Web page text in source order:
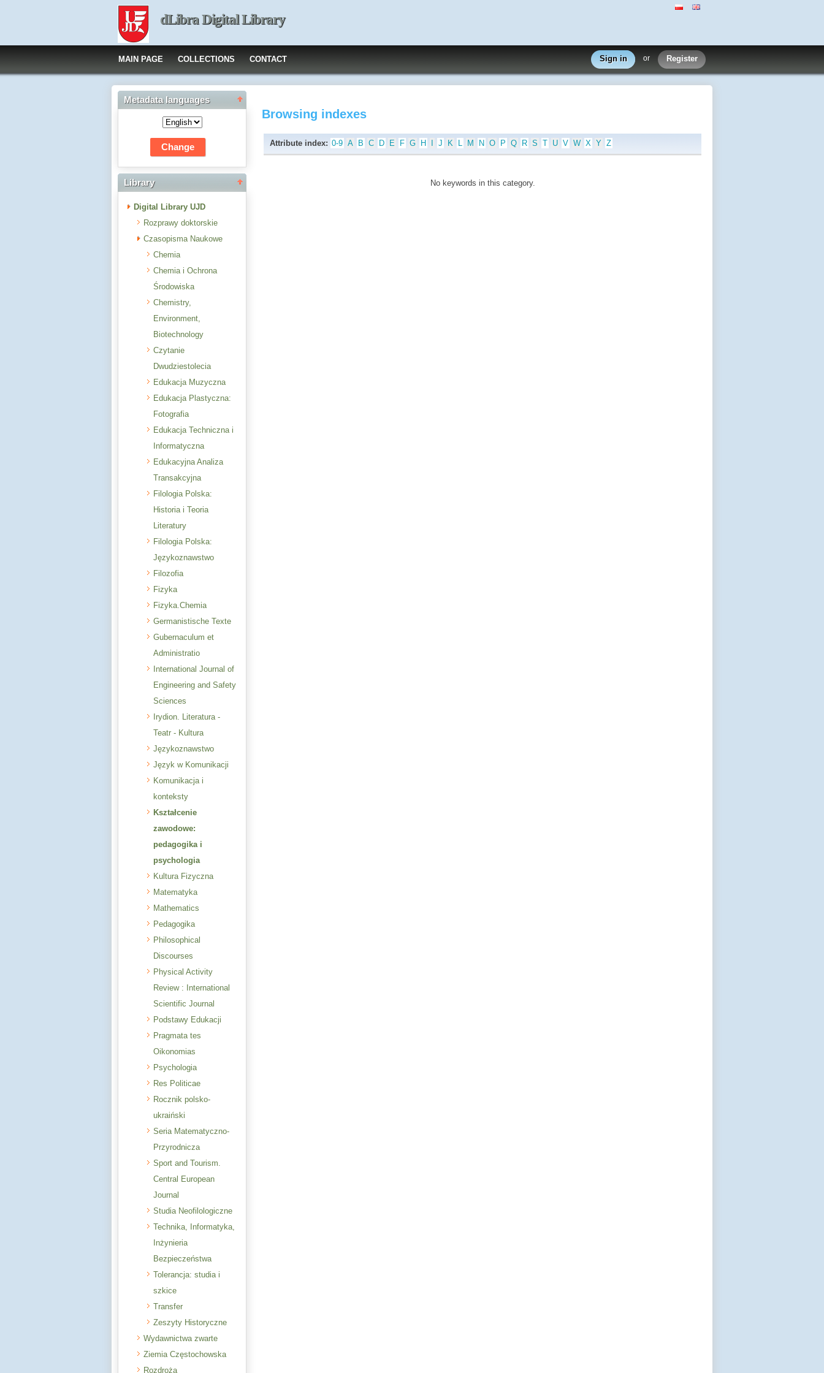
dLibra Digital Library
MAIN PAGE COLLECTIONS CONTACT Sign in or Register
Metadata languages
Library
Digital Library UJD
Rozprawy doktorskie
Czasopisma Naukowe
Chemia
Chemia i Ochrona
Środowiska
Chemistry,
Environment,
Biotechnology
Czytanie
Dwudziestolecia
Edukacja Muzyczna
Edukacja Plastyczna:
Fotografia
Edukacja Techniczna i
Informatyczna
Edukacyjna Analiza
Transakcyjna
Filologia Polska:
Historia i Teoria
Literatury
Filologia Polska:
Językoznawstwo
Filozofia
Fizyka
Fizyka.Chemia
Germanistische Texte
Gubernaculum et
Administratio
International Journal of
Engineering and Safety
Sciences
Irydion. Literatura -
Teatr - Kultura
Językoznawstwo
Język w Komunikacji
Komunikacja i
konteksty
Kształcenie
zawodowe:
pedagogika i
psychologia
Kultura Fizyczna
Matematyka
Mathematics
Pedagogika
Philosophical
Discourses
Physical Activity
Review : International
Scientific Journal
Podstawy Edukacji
Pragmata tes
Oikonomias
Psychologia
Res Politicae
Rocznik polsko-
ukraiński
Seria Matematyczno-
Przyrodnicza
Sport and Tourism.
Central European
Journal
Studia Neofilologiczne
Technika, Informatyka,
Inżynieria
Bezpieczeństwa
Tolerancja: studia i
szkice
Transfer
Zeszyty Historyczne
Wydawnictwa zwarte
Ziemia Częstochowska
Rozdroża
Browsing indexes
Attribute index: 0-9 A B C D E F G H J K L M N O P Q R S T U V W X Y Z
No keywords in this category.